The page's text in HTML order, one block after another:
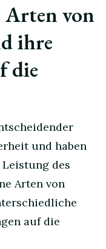
Arten von
ihre
die
und haben
des
Arten von
auf die